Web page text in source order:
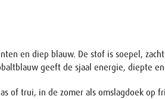
en diep blauw. De stof is soepel,
geeft de sjaal energie, diepte
of trui, in de zomer als omslagdoek op